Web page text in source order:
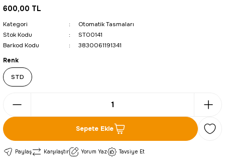
600,00 TL
Kategori
Otomatik Tasmaları
Stok Kodu
ST00141
Barkod Kodu
3830061191341
Renk
STD
Sepete Ekle
Paylaş Karşılaştır Yorum Yaz Tavsiye Et